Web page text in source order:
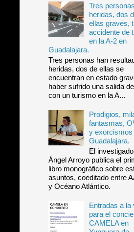
Tres personas
heridas, dos
ellas graves,
accidente de
en la A-2 en
Guadalajara.
Tres personas han
heridas, dos de ellas se
encuentran en estado
haber sufrido una salida
con un turismo en la A...
Prodigios,
fantasmas,
y exorcismos
Guadalajara.
El
Ángel Arroyo publica el
libro monográfico sobre
asuntos, coeditado entre
y Océano Atlántico.
Entradas a la
para el
CAMELA en